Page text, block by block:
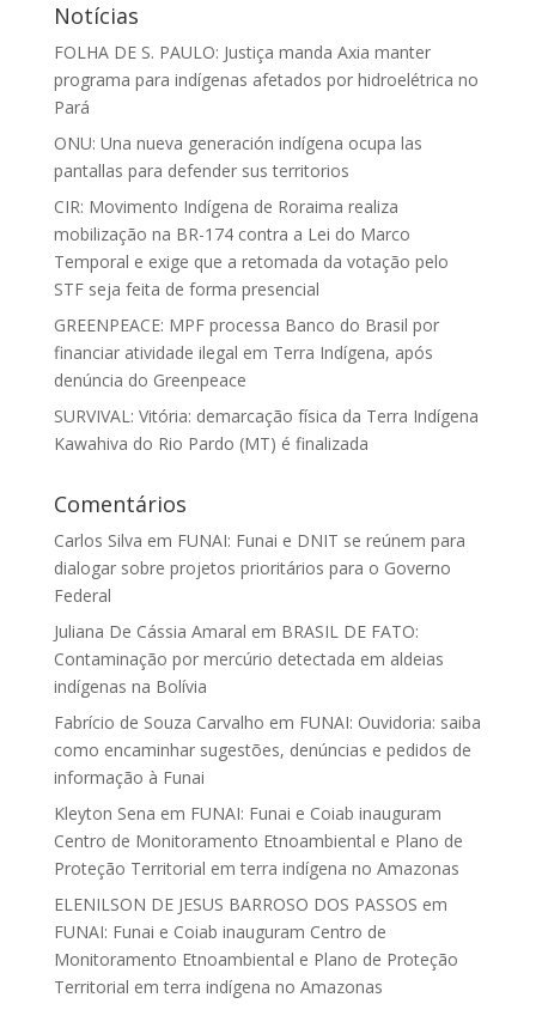
Notícias
FOLHA DE S. PAULO: Justiça manda Axia manter
programa para indígenas afetados por hidroelétrica no
Pará
ONU: Una nueva generación indígena ocupa las
pantallas para defender sus territorios
CIR: Movimento Indígena de Roraima realiza
mobilização na BR-174 contra a Lei do Marco
Temporal e exige que a retomada da votação pelo
STF seja feita de forma presencial
GREENPEACE: MPF processa Banco do Brasil por
financiar atividade ilegal em Terra Indígena, após
denúncia do Greenpeace
SURVIVAL: Vitória: demarcação física da Terra Indígena
Kawahiva do Rio Pardo (MT) é finalizada
Comentários
Carlos Silva em FUNAI: Funai e DNIT se reúnem para
dialogar sobre projetos prioritários para o Governo
Federal
Juliana De Cássia Amaral em BRASIL DE FATO:
Contaminação por mercúrio detectada em aldeias
indígenas na Bolívia
Fabrício de Souza Carvalho em FUNAI: Ouvidoria: saiba
como encaminhar sugestões, denúncias e pedidos de
informação à Funai
Kleyton Sena em FUNAI: Funai e Coiab inauguram
Centro de Monitoramento Etnoambiental e Plano de
Proteção Territorial em terra indígena no Amazonas
ELENILSON DE JESUS BARROSO DOS PASSOS em
FUNAI: Funai e Coiab inauguram Centro de
Monitoramento Etnoambiental e Plano de Proteção
Territorial em terra indígena no Amazonas